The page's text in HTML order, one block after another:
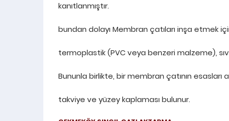
kanıtlanmıştır.
bundan dolayı Membran çatıları inşa etmek
termoplastik (PVC veya benzeri malzeme),
Bununla birlikte, bir membran çatının esasları
takviye ve yüzey kaplaması bulunur.